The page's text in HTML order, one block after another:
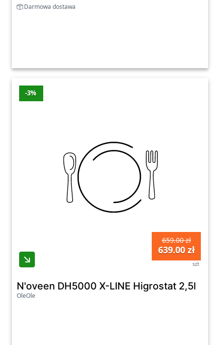
Darmowa dostawa
-3%
659.00 zł
639.00 zł
szt
N'oveen DH5000 X-LINE Higrostat 2,5l
OleOle